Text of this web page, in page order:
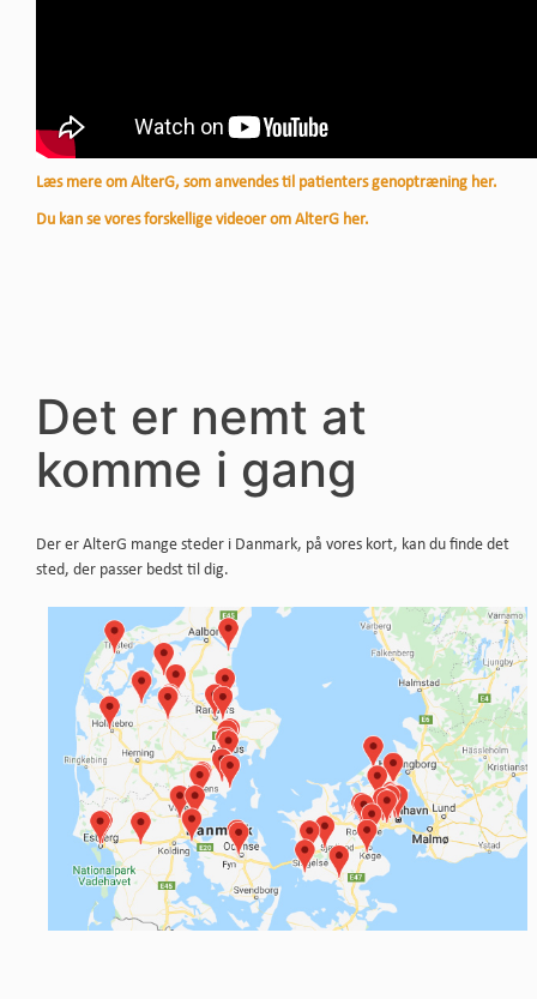
Læs mere om AlterG, som anvendes til patienters genoptræning her.
Du kan se vores forskellige videoer om AlterG her.
Det er nemt at
komme i gang
Der er AlterG mange steder i Danmark, på vores kort, kan du finde det
sted, der passer bedst til dig.